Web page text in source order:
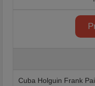
Cuba Holguin Frank